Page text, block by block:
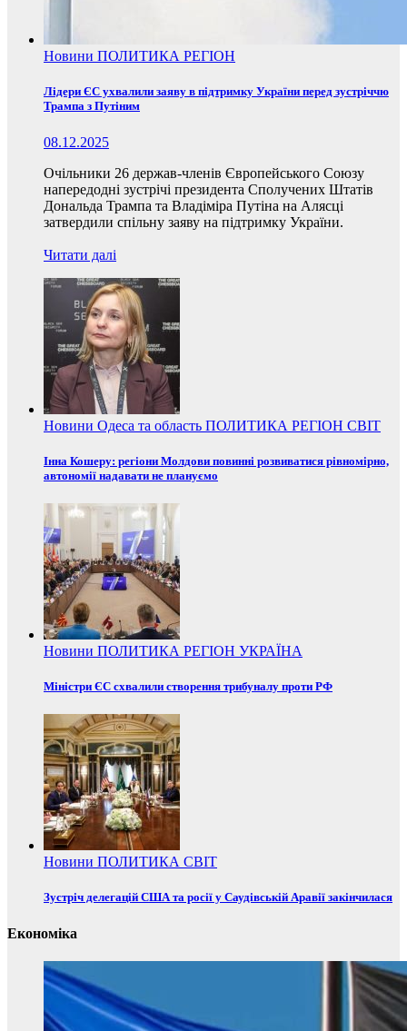
Новини ПОЛИТИКА РЕГІОН
Лідери ЄС ухвалили заяву в підтримку України перед зустріччю
Трампа з Путіним
08.12.2025
Очільники 26 держав-членів Європейського Союзу
напередодні зустрічі президента Сполучених Штатів
Дональда Трампа та Владіміра Путіна на Алясці
затвердили спільну заяву на підтримку України.
Читати далі
Новини Одеса та область ПОЛИТИКА РЕГІОН СВІТ
Інна Кошеру: регіони Молдови повинні розвиватися рівномірно,
автономії надавати не плануємо
Новини ПОЛИТИКА РЕГІОН УКРАЇНА
Міністри ЄС схвалили створення трибуналу проти РФ
Новини ПОЛИТИКА СВІТ
Зустріч делегацій США та росії у Саудівській Аравії закінчилася
Економіка